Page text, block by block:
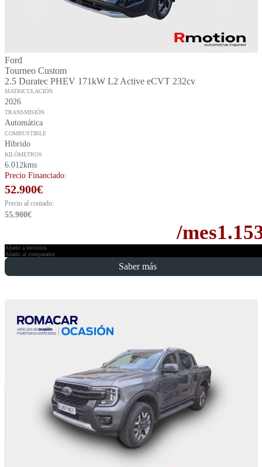
Ford
Tourneo Custom
2.5 Duratec PHEV 171kW L2 Active eCVT 232cv
MATRICULACIÓN
2026
TRANSMISIÓN
Automática
COMBUSTIBLE
Híbrido
KILÓMETROS
6.012kms
Precio Financiado:
52.900€
Precio al contado:
55.900€
/mes
Añadir a favoritos
Añadir al comparador
Saber más